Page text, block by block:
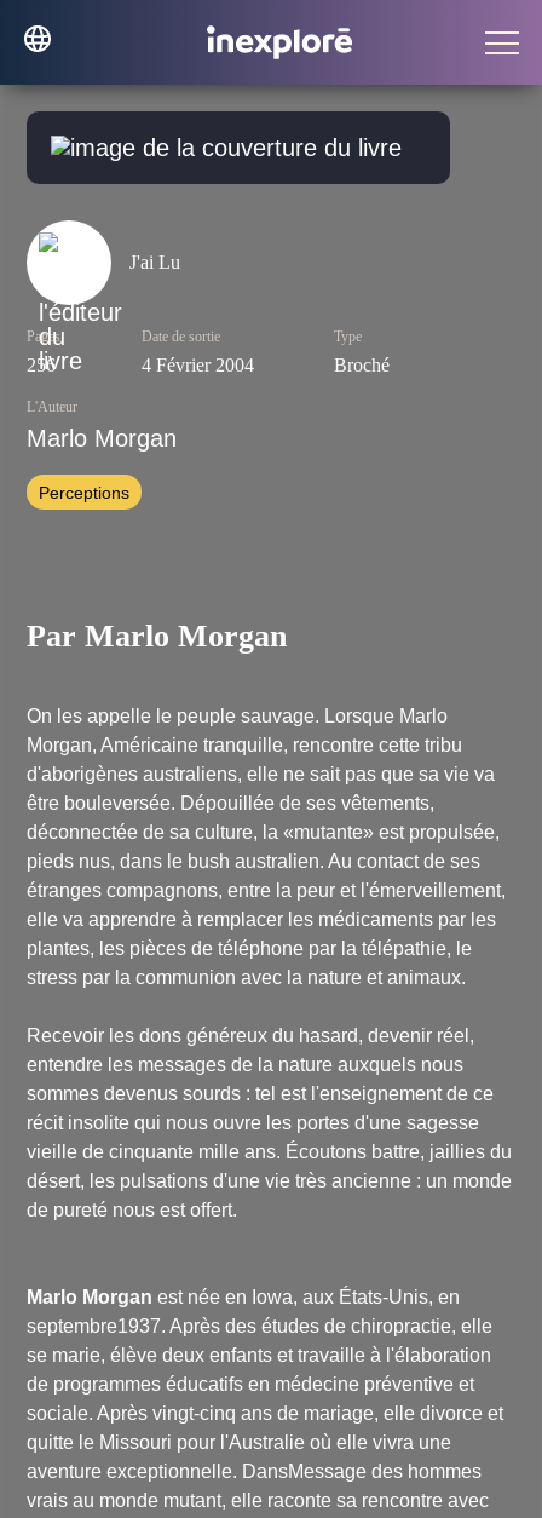
J'ai Lu
Pages
256
Date de sortie
4 Février 2004
Type
Broché
L'Auteur
Marlo Morgan
Perceptions
Par Marlo Morgan
On les appelle le peuple sauvage. Lorsque Marlo
Morgan, Américaine tranquille, rencontre cette tribu
d'aborigènes australiens, elle ne sait pas que sa vie va
être bouleversée. Dépouillée de ses vêtements,
déconnectée de sa culture, la «mutante» est propulsée,
pieds nus, dans le bush australien. Au contact de ses
étranges compagnons, entre la peur et l'émerveillement,
elle va apprendre à remplacer les médicaments par les
plantes, les pièces de téléphone par la télépathie, le
stress par la communion avec la nature et animaux.
Recevoir les dons généreux du hasard, devenir réel,
entendre les messages de la nature auxquels nous
sommes devenus sourds : tel est l'enseignement de ce
récit insolite qui nous ouvre les portes d'une sagesse
vieille de cinquante mille ans. Écoutons battre, jaillies du
désert, les pulsations d'une vie très ancienne : un monde
de pureté nous est offert.
Marlo Morgan est née en Iowa, aux États-Unis, en
septembre1937. Après des études de chiropractie, elle
se marie, élève deux enfants et travaille à l'élaboration
de programmes éducatifs en médecine préventive et
sociale. Après vingt-cinq ans de mariage, elle divorce et
quitte le Missouri pour l'Australie où elle vivra une
aventure exceptionnelle. DansMessage des hommes
vrais au monde mutant, elle raconte sa rencontre avec